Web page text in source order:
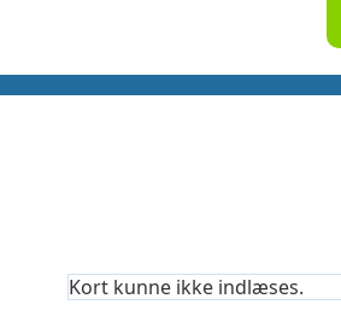
Kort kunne ikke indlæses.